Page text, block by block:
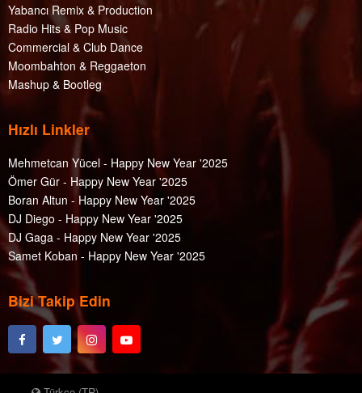
Yabancı Remix & Production
Radio Hits & Pop Music
Commercial & Club Dance
Moombahton & Reggaeton
Mashup & Bootleg
Hızlı Linkler
Mehmetcan Yücel - Happy New Year '2025
Ömer Gür - Happy New Year '2025
Boran Altun - Happy New Year '2025
DJ Diego - Happy New Year '2025
DJ Gaga - Happy New Year '2025
Samet Koban - Happy New Year '2025
Bizi Takip Edin